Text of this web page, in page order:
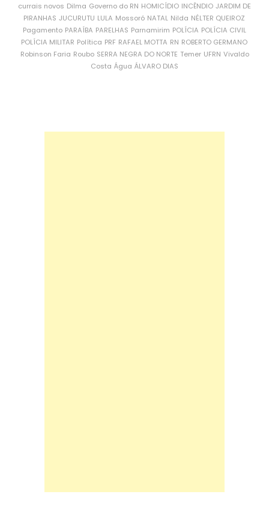
currais novos Dilma Governo do RN HOMICÍDIO INCÊNDIO JARDIM DE
PIRANHAS JUCURUTU LULA Mossoró NATAL Nilda NÉLTER QUEIROZ
Pagamento PARAÍBA PARELHAS Parnamirim POLÍCIA POLÍCIA CIVIL
POLÍCIA MILITAR Política PRF RAFAEL MOTTA RN ROBERTO GERMANO
Robinson Faria Roubo SERRA NEGRA DO NORTE Temer UFRN Vivaldo
Costa Água ÁLVARO DIAS